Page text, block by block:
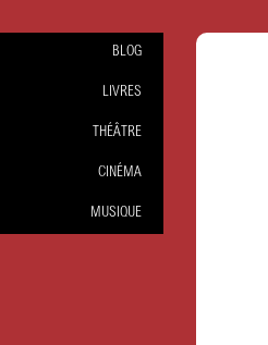
BLOG
LIVRES
THÉÂTRE
CINÉMA
MUSIQUE